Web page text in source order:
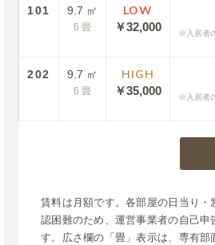
101 9.7 ㎡
6 畳
LOW
￥32,000 入居者
202 9.7 ㎡
6 畳
HIGH
￥35,000 入居者
賃料は月額です。各部屋の日当り・
認困難のため、運営事業者の自己申
す。広さ欄の「畳」表示は、専有部